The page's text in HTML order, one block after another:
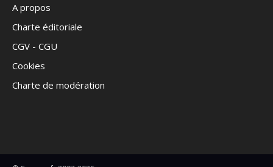
A propos
Charte éditoriale
CGV - CGU
Cookies
Charte de modération